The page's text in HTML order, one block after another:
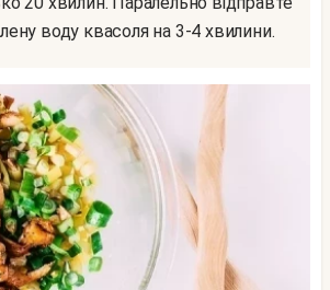
воду квасоля на 3-4 хвилини.